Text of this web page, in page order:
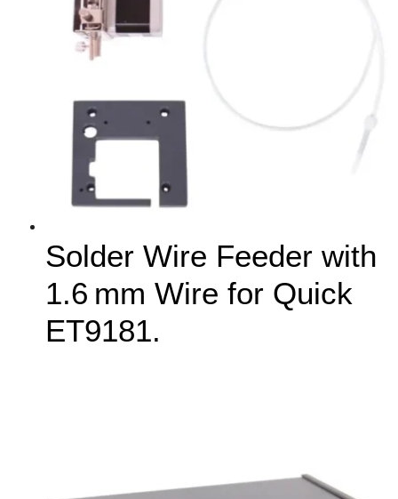
Solder Wire Feeder with
1.6 mm Wire for Quick
ET9181.